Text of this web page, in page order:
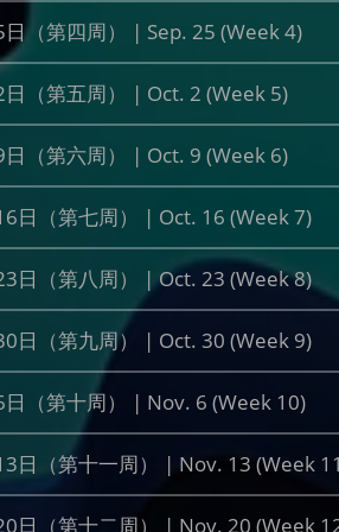
（第四周） | Sep. 25 (Week 4)
（第五周） | Oct. 2 (Week 5)
（第六周） | Oct. 9 (Week 6)
日（第七周） | Oct. 16 (Week 7)
日（第八周） | Oct. 23 (Week 8)
日（第九周） | Oct. 30 (Week 9)
（第十周） | Nov. 6 (Week 10)
日（第十一周） | Nov. 13 (Week
日（第十二周） | Nov. 20 (Week